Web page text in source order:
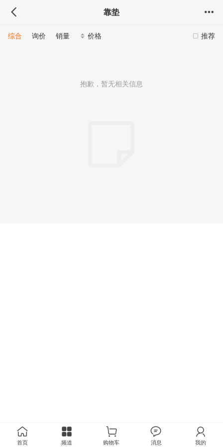
靠垫
推荐
综合 询价 销量 价格
抱歉，暂无相关信息
首页 频道 购物车 消息 我的